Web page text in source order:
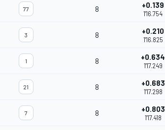
77 8 +0.139
1'16.754
3 8 +0.210
1'16.825
1 8 +0.634
1'17.249
21 8 +0.683
1'17.298
7 8 +0.803
1'17.418